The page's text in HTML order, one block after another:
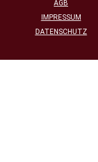
AGB
IMPRESSUM
DATENSCHUTZ